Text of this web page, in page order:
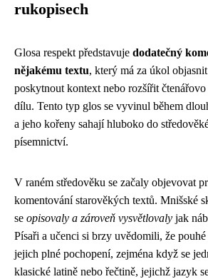
rukopisech
Glosa respekt představuje dodatečný
nějakému textu, který má za úkol
poskytnout kontext nebo rozšířit
dílu. Tento typ glos se vyvinul během
a jeho kořeny sahají hluboko do
písemnictví.
V raném středověku se začaly objevovat
komentování starověkých textů. Mnišské
se opisovaly a zároveň vysvětlovaly jak
Písaři a učenci si brzy uvědomili, že
jejich plné pochopení, zejména když se
klasické latině nebo řečtině, jejichž jazyk